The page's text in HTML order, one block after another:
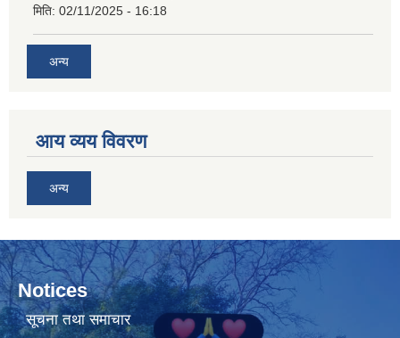
मिति: 02/11/2025 - 16:18
अन्य
आय व्यय विवरण
अन्य
Notices
सूचना तथा समाचार